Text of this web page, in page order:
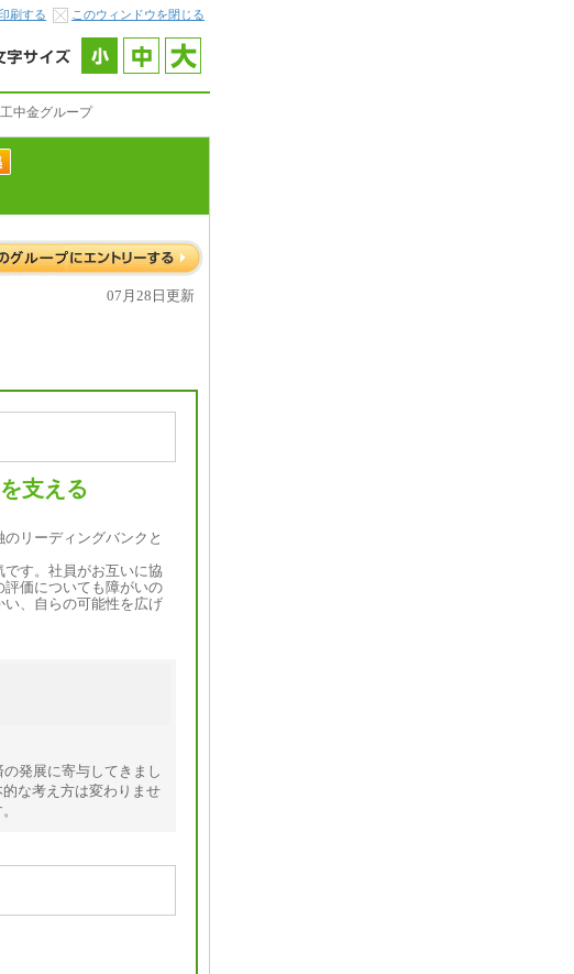
刷する このウィンドウを閉じる
中金グループ
07月28日更新
支える
リーディングバンクと
す。社員がお互いに協
価についても障がいの
、自らの可能性を広げ
発展に寄与してきまし
な考え方は変わりませ